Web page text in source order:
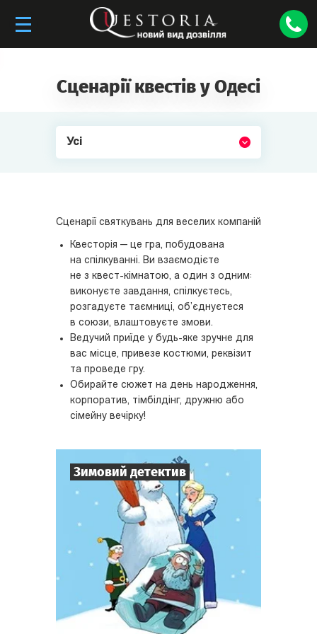
Сценарії квестів у Одесі
Усі
Сценарії святкувань для веселих компаній
Квесторія — це гра, побудована
на спілкуванні. Ви взаємодієте
не з квест-кімнатою, а один з одним:
виконуєте завдання, спілкуєтесь,
розгадуєте таємниці, об’єднуєтеся
в союзи, влаштовуєте змови.
Ведучий приїде у будь-яке зручне для
вас місце, привезе костюми, реквізит
та проведе гру.
Обирайте сюжет на день народження,
корпоратив, тімбілдінг, дружню або
сімейну вечірку!
Зимовий детектив
Гравців 10
Час гри 1-2 год.
Тематика Детектив
Тип квесту Міні-квесторія
Хтось не вірить у нього, але він є!
Інші чекають на нього, але він не приїде!